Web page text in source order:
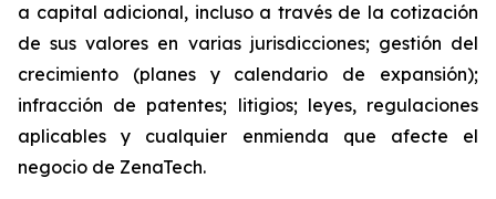
a capital adicional, incluso a través de la cotización
de sus valores en varias jurisdicciones; gestión del
crecimiento (planes y calendario de expansión);
infracción de patentes; litigios; leyes, regulaciones
aplicables y cualquier enmienda que afecte el
negocio de ZenaTech.